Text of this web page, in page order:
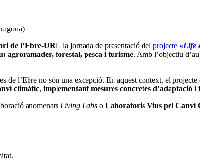
de l’Ebre-URL la jornada de presentació del projecte «Life
agroramader, forestal, pesca i turisme. Amb l’objectiu
de l’Ebre no són una excepció. En aquest context, el projecte
climàtic, implementant mesures concretes d’adaptació i
anomenats Living Labs o Laboratoris Vius pel Canvi